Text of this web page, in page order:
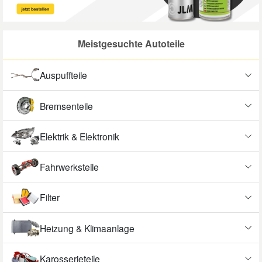
Meistgesuchte Autoteile
Auspuffteile
Bremsenteile
Elektrik & Elektronik
Fahrwerksteile
Filter
Heizung & Klimaanlage
Karosserieteile
Mercedes Ersatzteile
Mini Ersatzteile
Mitsubishi Ersatzteile
Nissan Ersatzteile
Porsche Ersatzteile
Seat Ersatzteile
Skoda Ersatzteile